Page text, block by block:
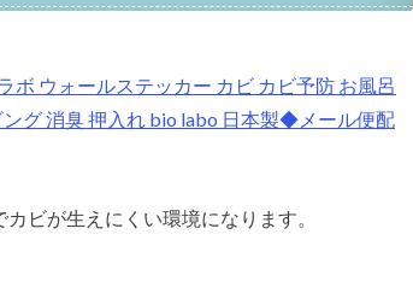
ボ ウォールステッカー カビ カビ予防 お風呂
ング消臭押入れ bio labo 日本製◆メール便配
ビが生えにくい環境になります。